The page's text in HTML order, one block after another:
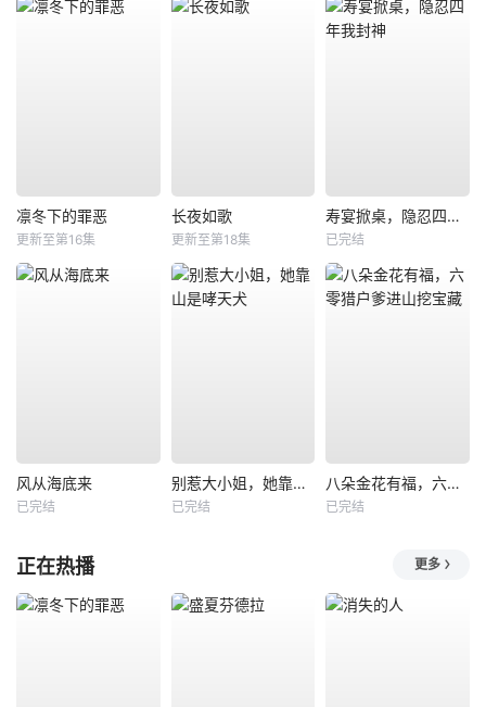
凛冬下的罪恶
更新至第16集
长夜如歌
更新至第18集
寿宴掀桌，隐忍四年我封神
已完结
风从海底来
已完结
别惹大小姐，她靠山是哮天犬
已完结
八朵金花有福，六零猎户爹进山挖宝藏
已完结
正在热播 更多